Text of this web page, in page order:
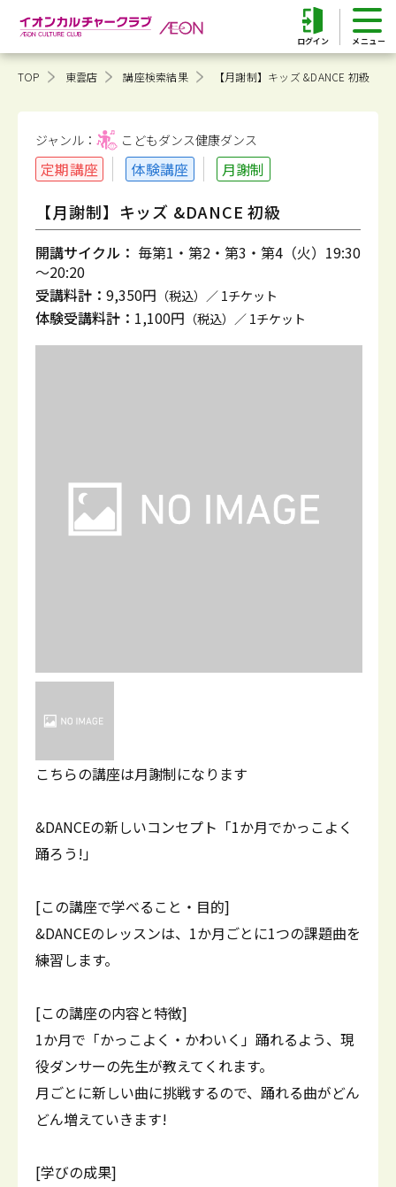
ログイン
TOP 東雲店 講座検索結果 【月謝制】キッズ &DANCE 初級
ジャンル： こどもダンス健康ダンス
定期講座 体験講座 月謝制
【月謝制】キッズ &DANCE 初級
開講サイクル： 毎第1・第2・第3・第4（火）19:30
～20:20
受講料計： 9,350円 （税込）／ 1チケット
体験受講料計： 1,100円 （税込）／ 1チケット
こちらの講座は月謝制になります
&DANCEの新しいコンセプト「1か月でかっこよく
踊ろう!」
[この講座で学べること・目的]
&DANCEのレッスンは、1か月ごとに1つの課題曲を
練習します。
[この講座の内容と特徴]
1か月で「かっこよく・かわいく」踊れるよう、現
役ダンサーの先生が教えてくれます。
月ごとに新しい曲に挑戦するので、踊れる曲がどん
どん増えていきます!
[学びの成果]